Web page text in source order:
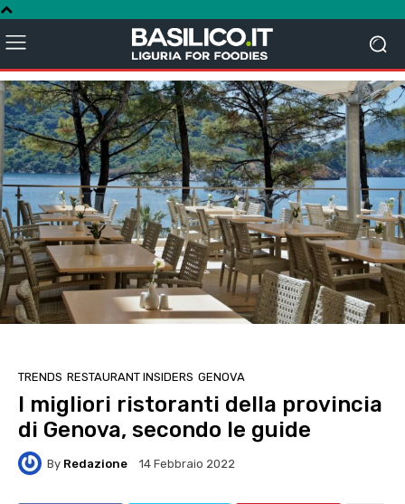
TRENDS RESTAURANT INSIDERS GENOVA
I migliori ristoranti della provincia
di Genova, secondo le guide
By Redazione 14 Febbraio 2022